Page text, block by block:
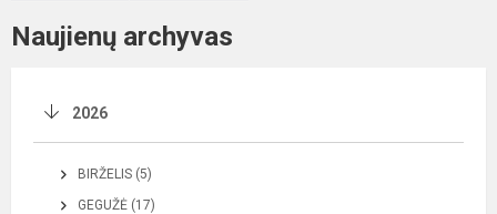
Naujienų archyvas
2026
BIRŽELIS (5)
GEGUŽĖ (17)